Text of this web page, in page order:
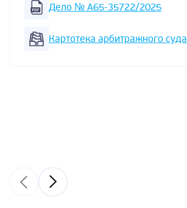
Дело № А65-35722/2025
Картотека арбитражного суда